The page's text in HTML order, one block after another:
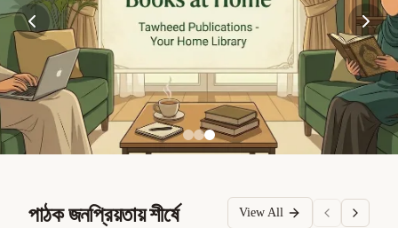
পাঠক জনপ্রিয়তায় শীর্ষে View All